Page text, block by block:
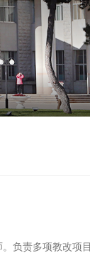
责多项教改项